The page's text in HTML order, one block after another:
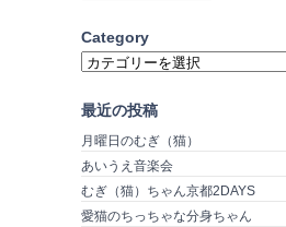
Category
Category
最近の投稿
月曜日のむぎ（猫）
あいうえ音楽会
むぎ（猫）ちゃん京都2DAYS
愛猫のちっちゃな分身ちゃん